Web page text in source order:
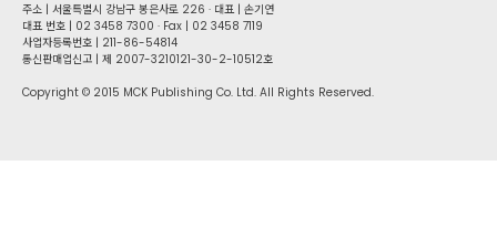
주소 | 서울특별시 강남구 봉은사로 226 · 대표 | 손기연
대표 번호 | 02 34​58 7300 · Fax | 02 34​58 7119
사업자등록번호 | 211-86-5​4814
통신판매업신고 | 제 2007-3210121-30-2-10512호
Copyright © 2015 MCK Publishing Co. Ltd. All Rights Reserved.